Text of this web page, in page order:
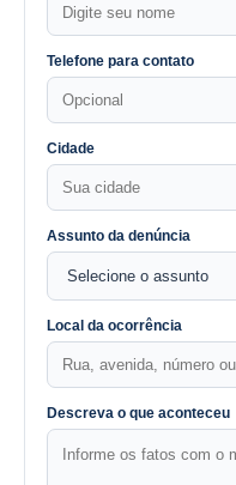
Telefone para contato
Cidade
Assunto da denúncia
Local da ocorrência
Descreva o que aconteceu